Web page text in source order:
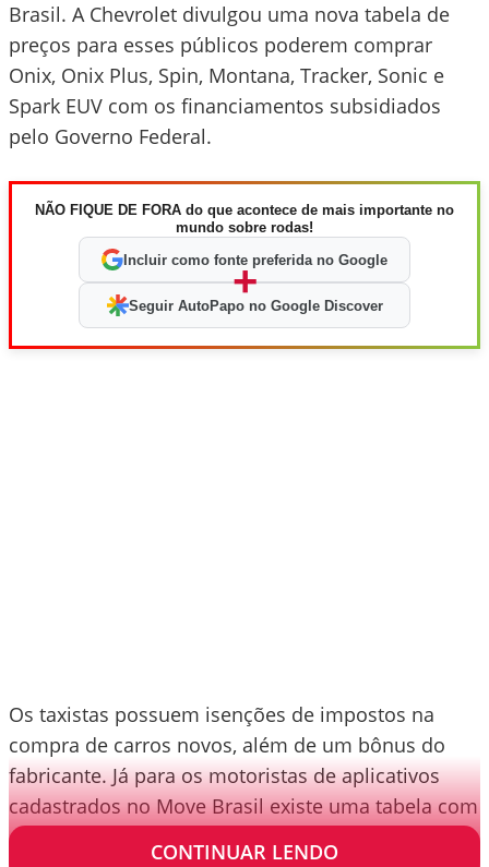
Brasil. A Chevrolet divulgou uma nova tabela de
preços para esses públicos poderem comprar
Onix, Onix Plus, Spin, Montana, Tracker, Sonic e
Spark EUV com os financiamentos subsidiados
pelo Governo Federal.
NÃO FIQUE DE FORA do que acontece de mais importante no
mundo sobre rodas!
Incluir como fonte preferida no Google
+
Seguir AutoPapo no Google Discover
Os taxistas possuem isenções de impostos na
compra de carros novos, além de um bônus do
fabricante. Já para os motoristas de aplicativos
cadastrados no Move Brasil existe uma tabela com
descontos na venda por varejo.
CONTINUAR LENDO